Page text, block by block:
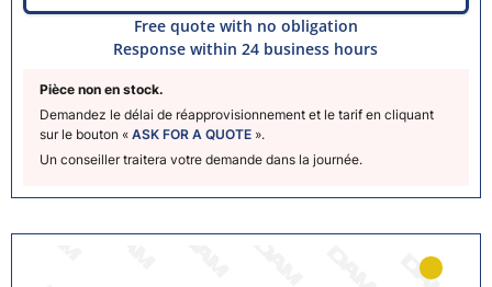
Pièce non en stock.
Demandez le délai de réapprovisionnement et le tarif en cliquant
sur le bouton « ASK FOR A QUOTE ».
Un conseiller traitera votre demande dans la journée.
Free quote with no obligation
Response within 24 business hours